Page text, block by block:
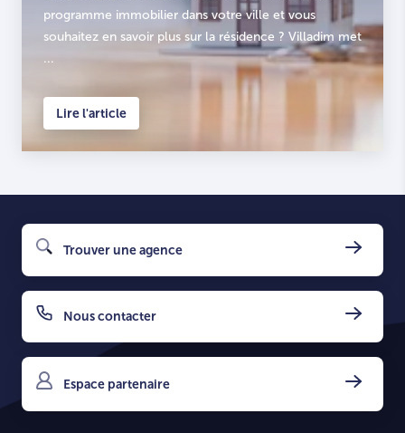
programme immobilier dans votre ville et vous
souhaitez en savoir plus sur la résidence ? Villadim met
...
Lire l'article
Trouver une agence
Nous contacter
Espace partenaire